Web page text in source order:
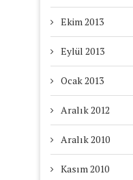
Ekim 2013
Eylül 2013
Ocak 2013
Aralık 2012
Aralık 2010
Kasım 2010